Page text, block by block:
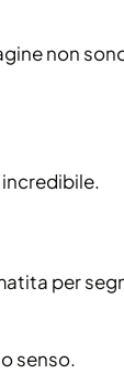
non
per
senso.